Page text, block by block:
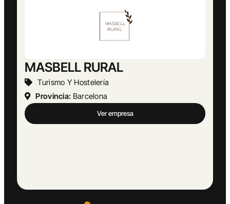
Abogado Ángel López
Actividades Jurídicas
Provincia:Málaga
Ver empresa